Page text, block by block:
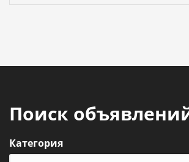
Поиск
Категория